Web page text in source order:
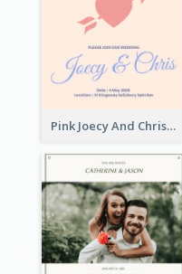
Pink Joecy And Chris Wedding Invitation